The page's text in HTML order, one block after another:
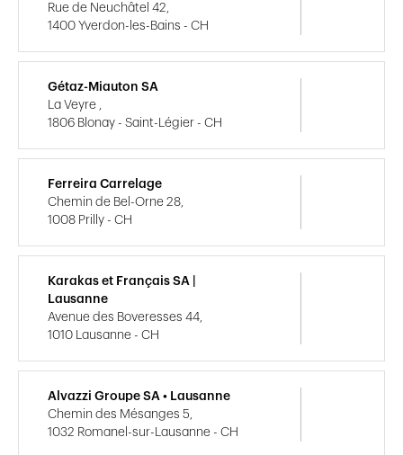
Rue de Neuchâtel 42,
1400 Yverdon-les-Bains - CH
Gétaz-Miauton SA
La Veyre ,
1806 Blonay - Saint-Légier - CH
Ferreira Carrelage
Chemin de Bel-Orne 28,
1008 Prilly - CH
Karakas et Français SA |
Lausanne
Avenue des Boveresses 44,
1010 Lausanne - CH
Alvazzi Groupe SA • Lausanne
Chemin des Mésanges 5,
1032 Romanel-sur-Lausanne - CH